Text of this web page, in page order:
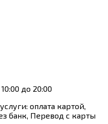
до 20:00
оплата картой,
банк, Перевод с карты